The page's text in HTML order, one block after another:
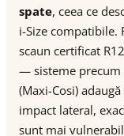
spate, ceea ce
i-Size compatibile.
scaun certificat
— sisteme precum
(Maxi-Cosi)
impact lateral,
sunt mai